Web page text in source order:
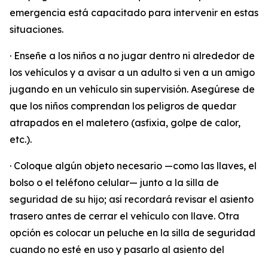
emergencia está capacitado para intervenir en estas
situaciones.
· Enseñe a los niños a no jugar dentro ni alrededor de
los vehículos y a avisar a un adulto si ven a un amigo
jugando en un vehículo sin supervisión. Asegúrese de
que los niños comprendan los peligros de quedar
atrapados en el maletero (asfixia, golpe de calor,
etc.).
· Coloque algún objeto necesario —como las llaves, el
bolso o el teléfono celular— junto a la silla de
seguridad de su hijo; así recordará revisar el asiento
trasero antes de cerrar el vehículo con llave. Otra
opción es colocar un peluche en la silla de seguridad
cuando no esté en uso y pasarlo al asiento del